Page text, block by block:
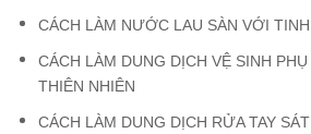
CÁCH LÀM NƯỚC LAU SÀN VỚI
CÁCH LÀM DUNG DỊCH VỆ SINH
THIÊN NHIÊN
CÁCH LÀM DUNG DỊCH RỬA TAY